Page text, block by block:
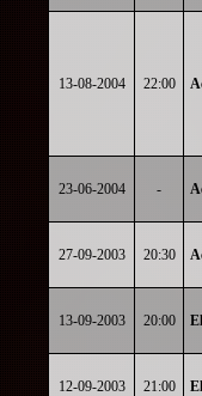
13-08-2004 22:00
23-06-2004 -
27-09-2003 20:30
13-09-2003 20:00
12-09-2003 21:00